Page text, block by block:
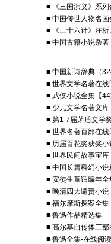
■ 《三国演义》系
■ 中国传世人物名
■ 《三十六计》注析
■ 中国古籍小说杂
■ 中国新诗辞典（
■ 世界文学名著在线
■ 武侠小说全集【
■ 少儿文学名著文库
■ 第1-7届茅盾文学
■ 世界名著百部在线
■ 历届百花奖获奖
■ 世界民间故事宝
■ 中国长篇科幻小说
■ 安徒生童话编年全
■ 晚清四大谴责小说
■ 福尔摩斯探案全集
■ 鲁迅作品精选集
■ 高尔基自传体三部
■ 鲁迅全集-在线阅读